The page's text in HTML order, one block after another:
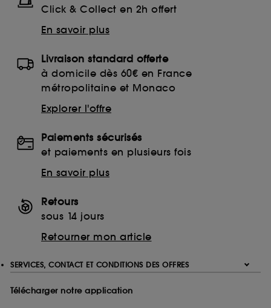
Click & Collect en 2h offert
En savoir plus
Livraison standard offerte
à domicile dès 60€ en France
métropolitaine et Monaco
Explorer l'offre
Paiements sécurisés
et paiements en plusieurs fois
En savoir plus
Retours
sous 14 jours
Retourner mon article
SERVICES, CONTACT ET CONDITIONS DES OFFRES
Télécharger notre application